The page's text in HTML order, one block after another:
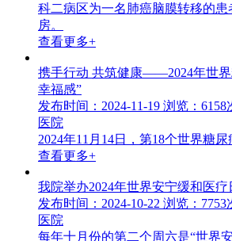
科二病区为一名肺癌脑膜转移的
房。
查看更多+
携手行动 共筑健康——2024年世界
幸福感”
发布时间：2024-11-19 浏览：6158
医院
2024年11月14日，第18个世界糖尿
查看更多+
我院举办2024年世界安宁缓和医
发布时间：2024-10-22 浏览：7753
医院
每年十月份的第二个周六是“世界